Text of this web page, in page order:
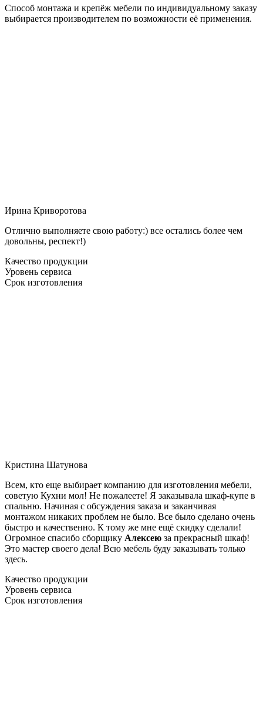
Способ монтажа и крепёж мебели по индивидуальному заказу
выбирается производителем по возможности её применения.
Ирина Криворотова
Отлично выполняете свою работу:) все остались более чем
довольны, респект!)
Качество продукции
Уровень сервиса
Срок изготовления
Кристина Шатунова
Всем, кто еще выбирает компанию для изготовления мебели,
советую Кухни мол! Не пожалеете! Я заказывала шкаф-купе в
спальню. Начиная с обсуждения заказа и заканчивая
монтажом никаких проблем не было. Все было сделано очень
быстро и качественно. К тому же мне ещё скидку сделали!
Огромное спасибо сборщику Алексею за прекрасный шкаф!
Это мастер своего дела! Всю мебель буду заказывать только
здесь.
Качество продукции
Уровень сервиса
Срок изготовления